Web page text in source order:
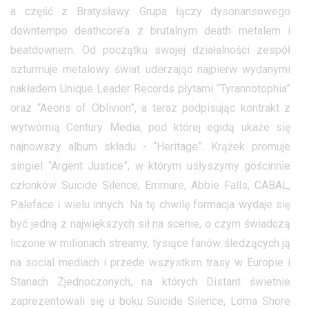
a część z Bratysławy. Grupa łączy dysonansowego
downtempo deathcore’a z brutalnym death metalem i
beatdownem. Od początku swojej działalności zespół
szturmuje metalowy świat uderzając najpierw wydanymi
nakładem Unique Leader Records płytami “Tyrannotophia”
oraz “Aeons of Oblivion”, a teraz podpisując kontrakt z
wytwórnią Century Media, pod której egidą ukaże się
najnowszy album składu - “Heritage”. Krążek promuje
singiel “Argent Justice”, w którym usłyszymy gościnnie
członków Suicide Silence, Emmure, Abbie Falls, CABAL,
Paleface i wielu innych. Na tę chwilę formacja wydaje się
być jedną z największych sił na scenie, o czym świadczą
liczone w milionach streamy, tysiące fanów śledzących ją
na social mediach i przede wszystkim trasy w Europie i
Stanach Zjednoczonych, na których Distant świetnie
zaprezentowali się u boku Suicide Silence, Lorna Shore